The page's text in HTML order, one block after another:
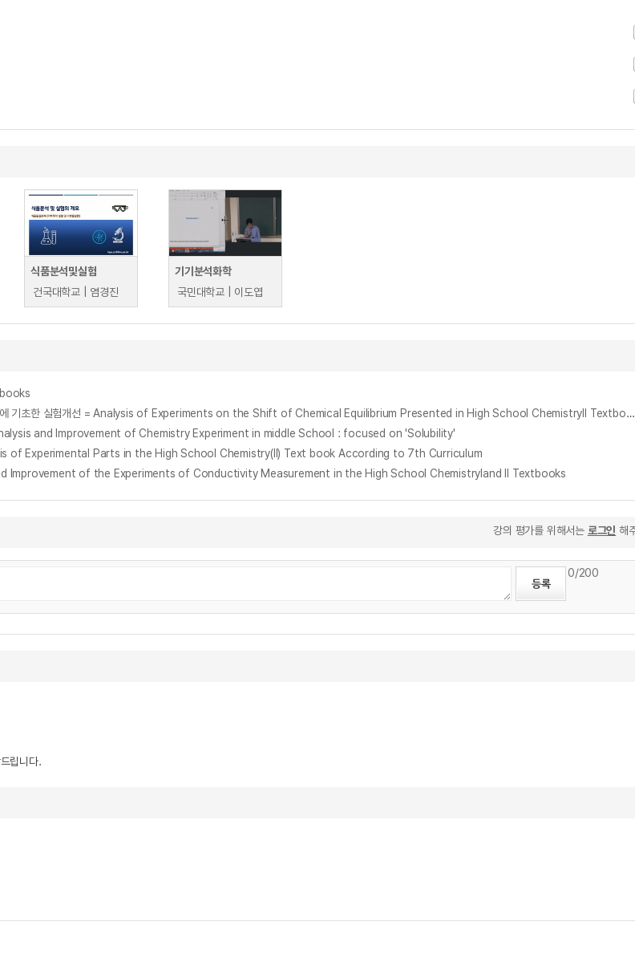
식품분석및실험
건국대학교 | 염경진
기기분석화학
국민대학교 | 이도엽
고등학교 화학 Ⅱ 교과서에 제시된 화학평형이동 실험분석과 Microscale Gas Chemistry에 기초한 실험개선 = Analysis of Experiments on the Shift of Chemical Equilibrium Presented in High School ChemistryⅡ Textbook and the Improvement of Experiments on the basis of Microscale Gas Chemistry
Analysis and Improvement of Chemistry Experiment in middle School : focused on 'Solubility'
of Experimental Parts in the High School Chemistry(II) Text book According to 7th Curriculum
and Improvement of the Experiments of Conductivity Measurement in the High School ChemistryⅠand Ⅱ Textbooks
강의 평가를 위해서는 로그인 해
0/200
립니다.